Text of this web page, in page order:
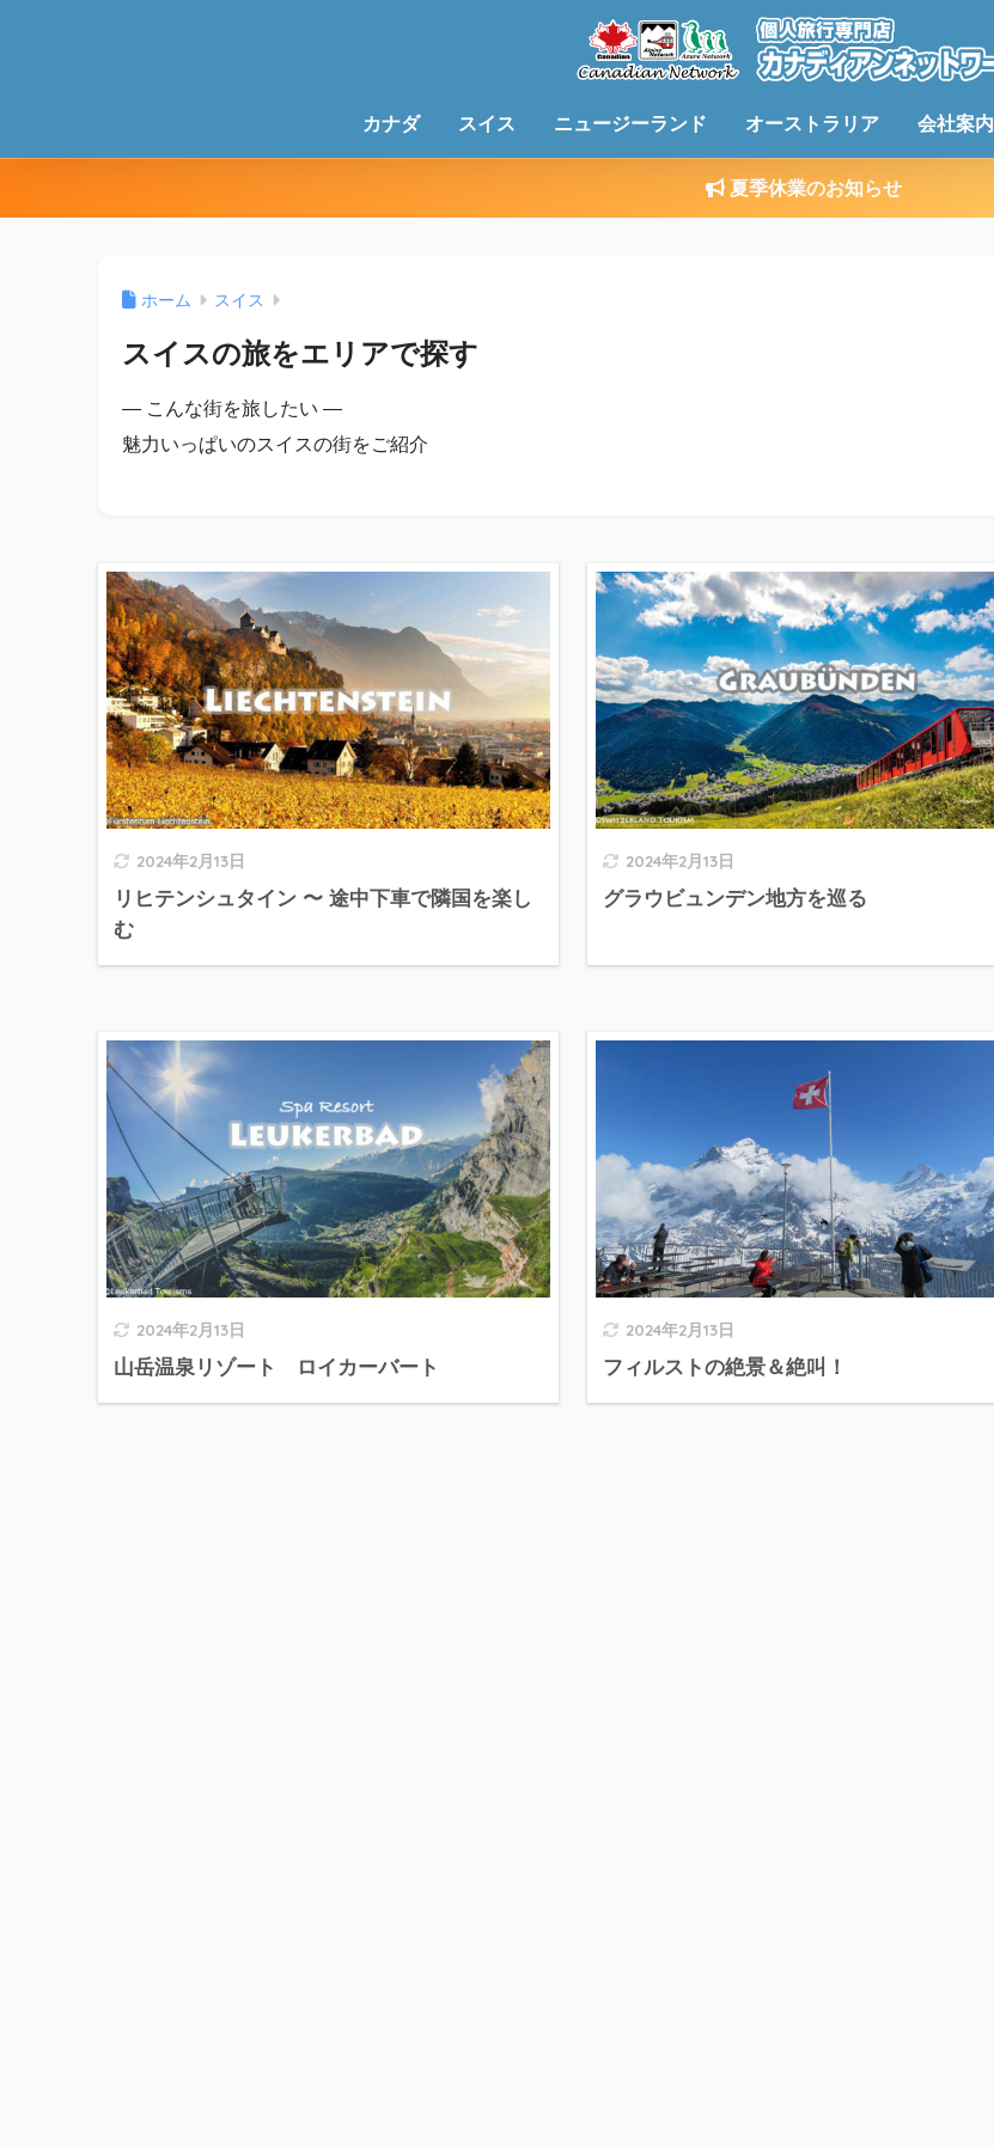
カナダ スイス ニュージーランド オーストラリア 会社案内
夏季休業のお知らせ
ホーム スイス
スイスの旅をエリアで探す
— こんな街を旅したい —
魅力いっぱいのスイスの街をご紹介
2024年2月13日
リヒテンシュタイン 〜 途中下車で隣国を楽し
む
2024年2月13日
グラウビュンデン地方を巡る
2024年2月13日
山岳温泉リゾート ロイカーバート
2024年2月13日
フィルストの絶景＆絶叫！